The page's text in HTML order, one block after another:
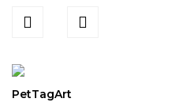
PetTagArt